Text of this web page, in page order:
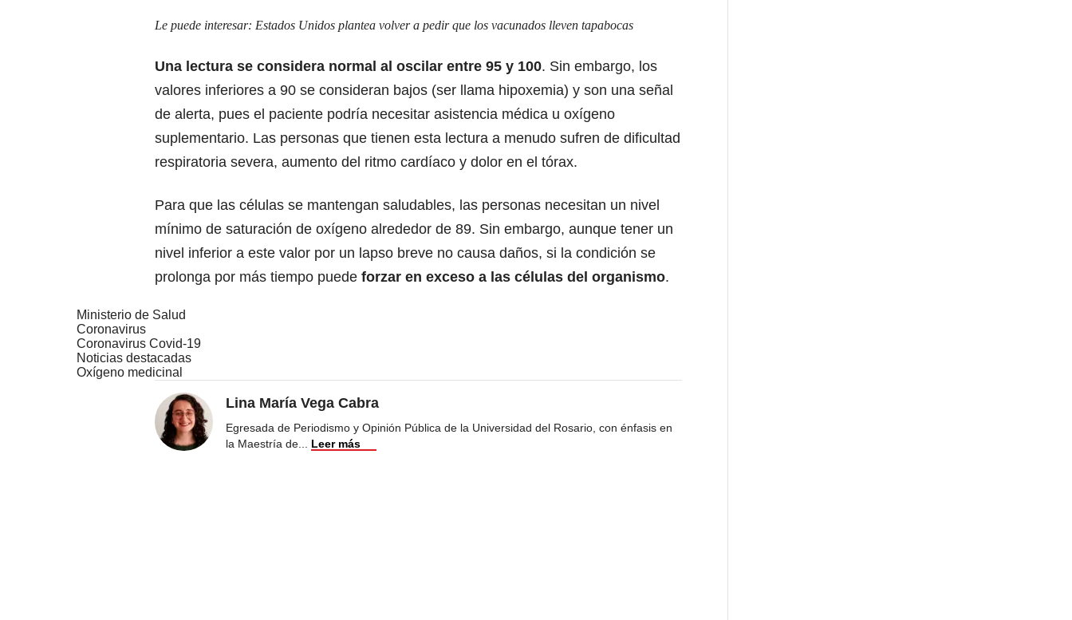
Le puede interesar: Estados Unidos plantea volver a pedir que los vacunados lleven tapabocas
Una lectura se considera normal al oscilar entre 95 y 100. Sin embargo, los
valores inferiores a 90 se consideran bajos (ser llama hipoxemia) y son una señal
de alerta, pues el paciente podría necesitar asistencia médica u oxígeno
suplementario. Las personas que tienen esta lectura a menudo sufren de dificultad
respiratoria severa, aumento del ritmo cardíaco y dolor en el tórax.
Para que las células se mantengan saludables, las personas necesitan un nivel
mínimo de saturación de oxígeno alrededor de 89. Sin embargo, aunque tener un
nivel inferior a este valor por un lapso breve no causa daños, si la condición se
prolonga por más tiempo puede forzar en exceso a las células del organismo.
Ministerio de Salud
Coronavirus
Coronavirus Covid-19
Noticias destacadas
Oxígeno medicinal
Lina María Vega Cabra
Egresada de Periodismo y Opinión Pública de la Universidad del Rosario, con énfasis en
la Maestría de
Leer más